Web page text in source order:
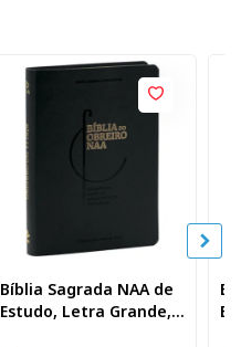
Bíblia Sagrada NAA de
Estudo, Letra Grande,